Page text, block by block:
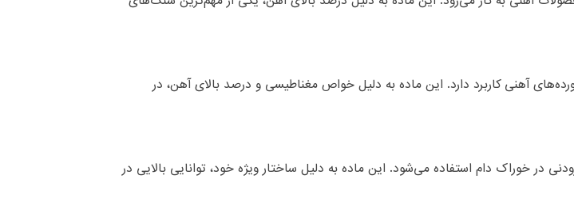
آهنی کاربرد دارد. این ماده به دلیل خواص مغناطیسی و درصد بالای آهن، در
در خوراک دام استفاده می‌شود. این ماده به دلیل ساختار ویژه خود، توانایی بالایی در